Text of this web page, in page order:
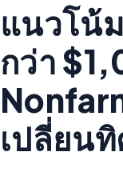
แนวโน้
กว่า
เปลี่ยน